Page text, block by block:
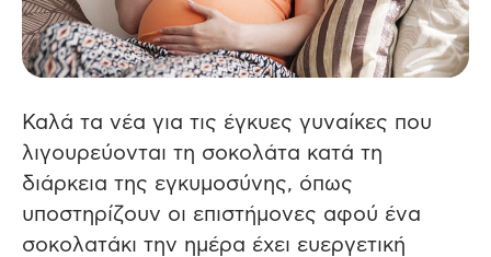
Καλά τα νέα για τις έγκυες γυναίκες που
λιγουρεύονται τη σοκολάτα κατά τη
διάρκεια της εγκυμοσύνης, όπως
υποστηρίζουν οι επιστήμονες αφού ένα
σοκολατάκι την ημέρα έχει ευεργετική